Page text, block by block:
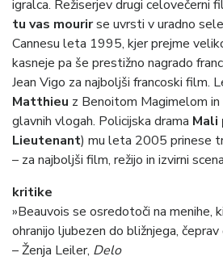
igralca. Režiserjev drugi celovečerni
tu vas mourirse uvrsti v uradno
Cannesu leta 1995, kjer prejme
kasneje pa še prestižno nagrado
Jean Vigo za najboljši francoski film.
Matthieu z Benoitom Magimelom
glavnih vlogah. Policijska drama Mali
Lieutenant) mu leta 2005 prinese
– za najboljši film, režijo in izvirni
kritike
»Beauvois se osredotoči na menihe,
ohranijo ljubezen do bližnjega, čeprav
– Ženja Leiler, Delo